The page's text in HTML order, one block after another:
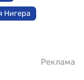
Нигера
Реклама